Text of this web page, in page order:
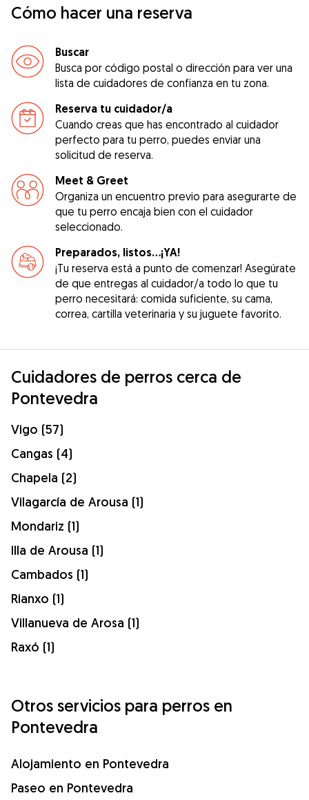
Cómo hacer una reserva
Buscar
Busca por código postal o dirección para ver una
lista de cuidadores de confianza en tu zona.
Reserva tu cuidador/a
Cuando creas que has encontrado al cuidador
perfecto para tu perro, puedes enviar una
solicitud de reserva.
Meet & Greet
Organiza un encuentro previo para asegurarte de
que tu perro encaja bien con el cuidador
seleccionado.
Preparados, listos...¡YA!
¡Tu reserva está a punto de comenzar! Asegúrate
de que entregas al cuidador/a todo lo que tu
perro necesitará: comida suficiente, su cama,
correa, cartilla veterinaria y su juguete favorito.
Cuidadores de perros cerca de
Pontevedra
Vigo (57)
Cangas (4)
Chapela (2)
Vilagarcía de Arousa (1)
Mondariz (1)
Illa de Arousa (1)
Cambados (1)
Rianxo (1)
Villanueva de Arosa (1)
Raxó (1)
Otros servicios para perros en
Pontevedra
Alojamiento en Pontevedra
Paseo en Pontevedra